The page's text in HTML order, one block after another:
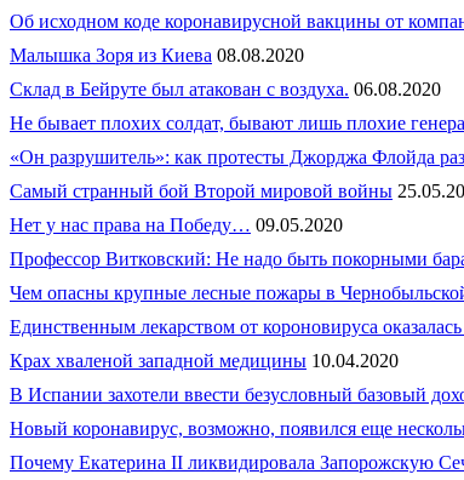
Об исходном коде коронавирусной вакцины от
Малышка Зоря из Киева 08.08.2020
Склад в Бейруте был атакован с воздуха. 06.08.2020
Не бывает плохих солдат, бывают лишь плохие
«Он разрушитель»: как протесты Джорджа Флойда
Самый странный бой Второй мировой войны
Нет у нас права на Победу… 09.05.2020
Профессор Витковский: Не надо быть покорными
Чем опасны крупные лесные пожары в
Единственным лекарством от короновируса
Крах хваленой западной медицины 10.04.2020
В Испании захотели ввести безусловный базовый
Новый коронавирус, возможно, появился еще
Почему Екатерина II ликвидировала Запорожскую